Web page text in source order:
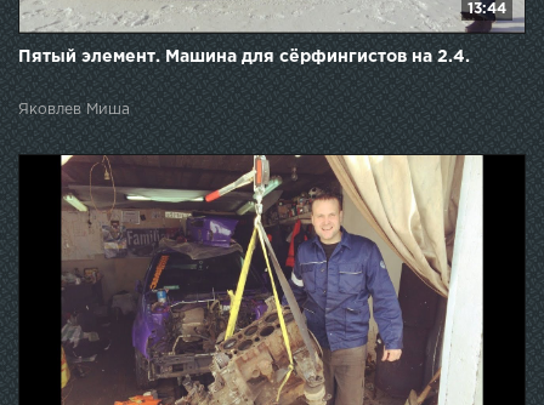
13:44
Пятый элемент. Машина для сёрфингистов на 2.4.
Яковлев Миша